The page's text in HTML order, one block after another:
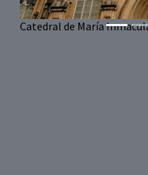
Catedral de María